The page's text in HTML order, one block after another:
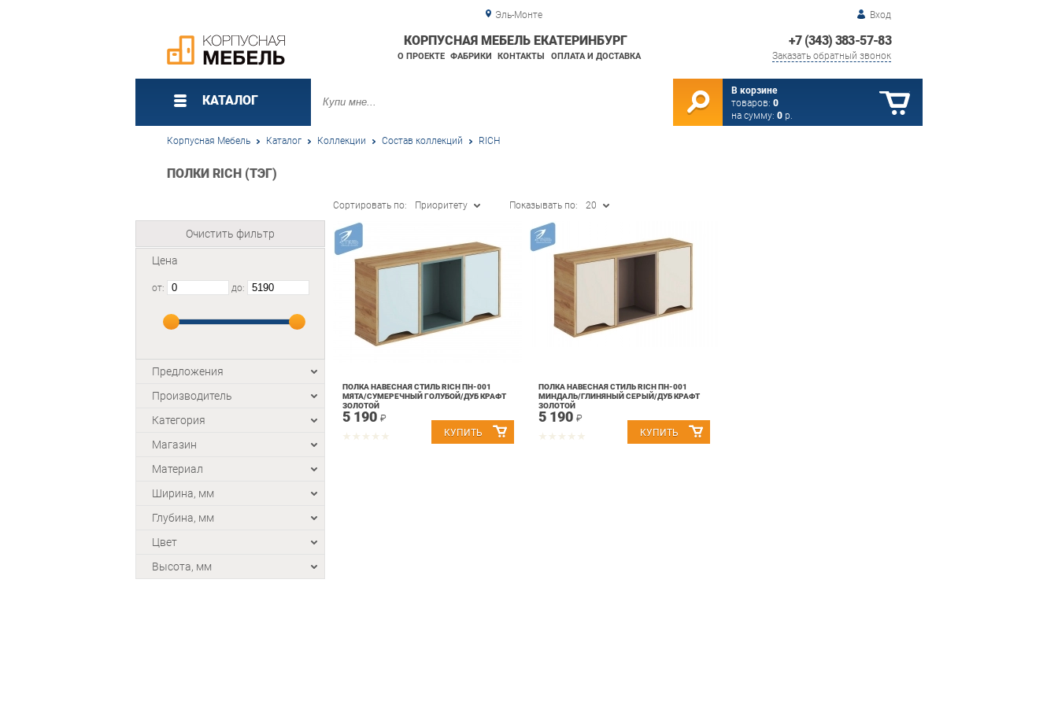
Эль-Монте Вход
+7 (343) 383-57-83
Заказать обратный звонок
КОРПУСНАЯ МЕБЕЛЬ ЕКАТЕРИНБУРГ
О ПРОЕКТЕ ФАБРИКИ КОНТАКТЫ ОПЛАТА И ДОСТАВКА
КАТАЛОГ
В корзине
товаров: 0
на сумму: 0 р.
Корпусная Мебель Каталог Коллекции Состав коллекций RICH
ПОЛКИ RICH (ТЭГ)
Очистить фильтр
Цена
от: до:
Предложения
Производитель
Категория
Магазин
Материал
Ширина, мм
Глубина, мм
Цвет
Высота, мм
Сортировать по: Приоритету Показывать по: 20
ПОЛКА НАВЕСНАЯ СТИЛЬ RICH ПН-001
МЯТА/СУМЕРЕЧНЫЙ ГОЛУБОЙ/ДУБ КРАФТ
ЗОЛОТОЙ
5 190 ₽
ПОЛКА НАВЕСНАЯ СТИЛЬ RICH ПН-001
МИНДАЛЬ/ГЛИНЯНЫЙ СЕРЫЙ/ДУБ КРАФТ
ЗОЛОТОЙ
5 190 ₽